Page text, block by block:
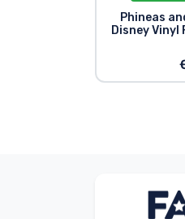
Phineas
Disney Vinyl